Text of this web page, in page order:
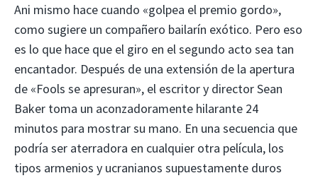
Ani mismo hace cuando «golpea el premio gordo»,
como sugiere un compañero bailarín exótico. Pero eso
es lo que hace que el giro en el segundo acto sea tan
encantador. Después de una extensión de la apertura
de «Fools se apresuran», el escritor y director Sean
Baker toma un aconzadoramente hilarante 24
minutos para mostrar su mano. En una secuencia que
podría ser aterradora en cualquier otra película, los
tipos armenios y ucranianos supuestamente duros